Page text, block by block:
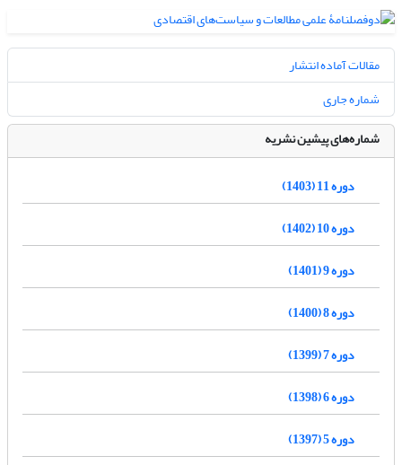
مقالات آماده انتشار
شماره جاری
شماره‌های پیشین نشریه
دوره 11 (1403)
دوره 10 (1402)
دوره 9 (1401)
دوره 8 (1400)
دوره 7 (1399)
دوره 6 (1398)
دوره 5 (1397)